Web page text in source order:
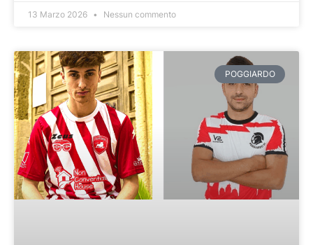
13 Marzo 2026 Nessun commento
POGGIARDO